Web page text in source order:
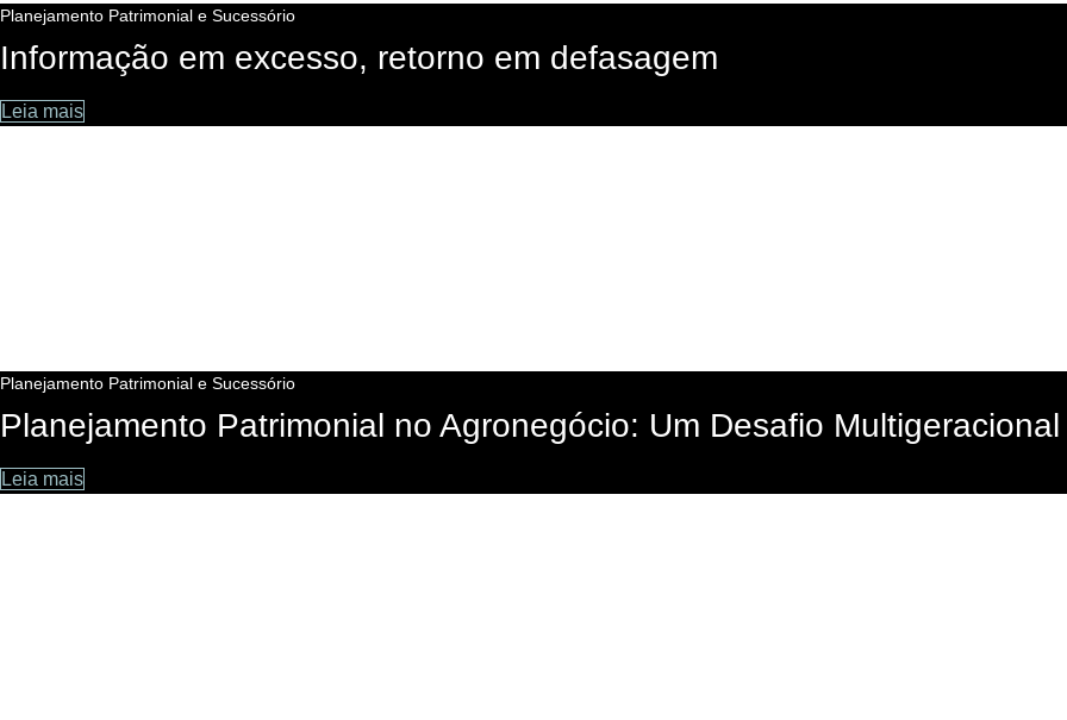
Planejamento Patrimonial e Sucessório
Informação em excesso, retorno em defasagem
Leia mais
Planejamento Patrimonial e Sucessório
Planejamento Patrimonial no Agronegócio: Um Desafio Multigeracional
Leia mais